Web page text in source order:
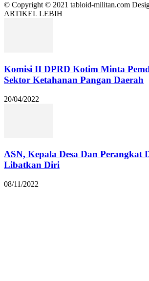
© Copyright © 2021 tabloid-militan.com
ARTIKEL LEBIH
Komisi II DPRD Kotim Minta
Sektor Ketahanan Pangan Daerah
20/04/2022
ASN, Kepala Desa Dan Perangkat
Libatkan Diri
08/11/2022